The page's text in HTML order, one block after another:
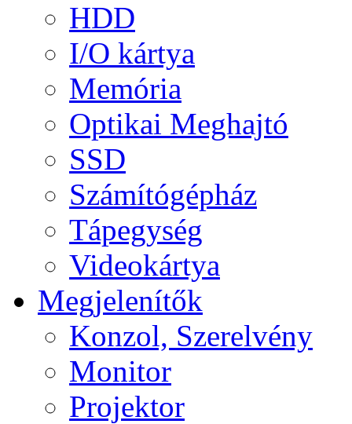
HDD
I/O kártya
Memória
Optikai Meghajtó
SSD
Számítógépház
Tápegység
Videokártya
Megjelenítők
Konzol, Szerelvény
Monitor
Projektor